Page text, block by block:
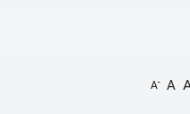
A- A